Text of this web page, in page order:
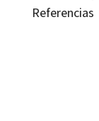
Referencias